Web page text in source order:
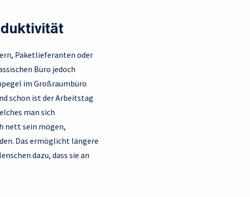
Paketlieferanten oder
Büro jedoch
im Großraumbüro
schon ist der Arbeitstag
man sich
nett sein mögen,
Das ermöglicht längere
dazu, dass sie an